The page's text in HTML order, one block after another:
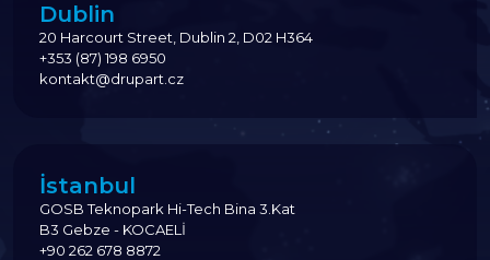
Dublin
20 Harcourt Street, Dublin 2, D02 H364
+353 (87) 198 6950
kontakt@drupart.cz
İstanbul
GOSB Teknopark Hi-Tech Bina 3.Kat
B3 Gebze - KOCAELİ
+90 262 678 8872